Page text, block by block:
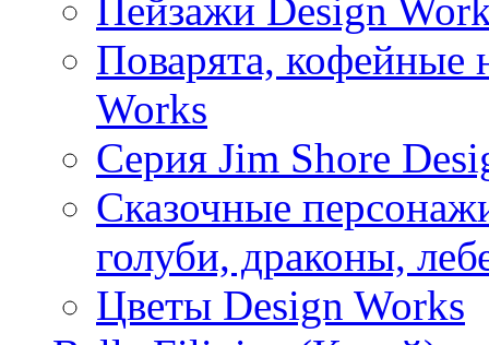
Пейзажи Design
Поварята, кофейные
Works
Серия Jim Shore
Сказочные
голуби, драконы,
Цветы Design Works